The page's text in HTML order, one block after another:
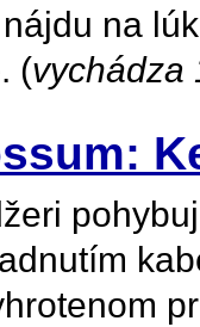
na
(vychádza